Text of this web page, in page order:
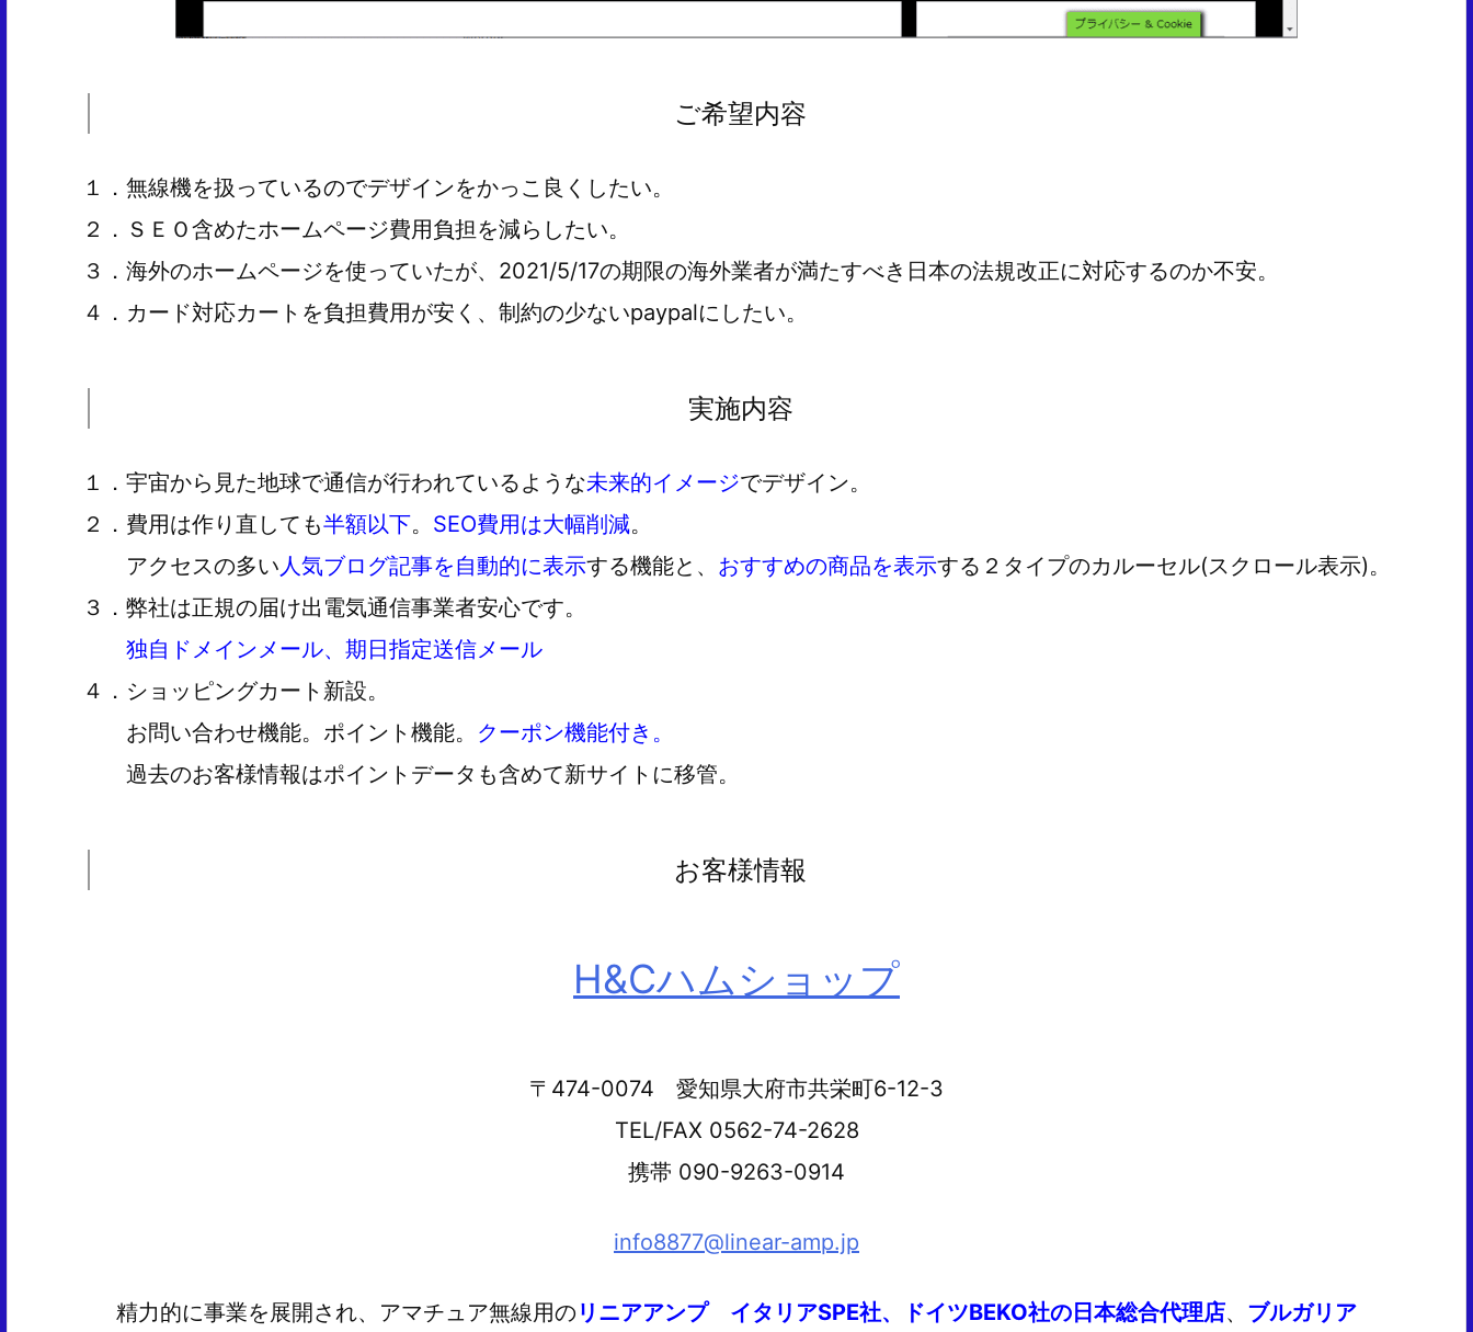
ご希望内容
１．無線機を扱っているのでデザインをかっこ良くしたい。
２．ＳＥＯ含めたホームページ費用負担を減らしたい。
３．海外のホームページを使っていたが、2021/5/17の期限の海外業者が満たすべき日本の法規改正に対応するのか不安。
４．カード対応カートを負担費用が安く、制約の少ないpaypalにしたい。
実施内容
１．宇宙から見た地球で通信が行われているような未来的イメージでデザイン。
２．費用は作り直しても半額以下。 SEO費用は大幅削減。
アクセスの多い人気ブログ記事を自動的に表示する機能と、 おすすめの商品を表示する２タイプのカルーセル(スクロール表示)。
３．弊社は正規の届け出電気通信事業者安心です。
独自ドメインメール、期日指定送信メール
４．ショッピングカート新設。
お問い合わせ機能。ポイント機能。 クーポン機能付き。
過去のお客様情報はポイントデータも含めて新サイトに移管。
お客様情報
H&Cハムショップ
〒474-0074 愛知県大府市共栄町6-12-3
TEL/FAX 0562-74-2628
携帯 090-9263-0914
info8877@linear-amp.jp
精力的に事業を展開され、アマチュア無線用の リニアアンプ イタリアSPE社、ドイツBEKO社の日本総合代理店、 ブルガリア